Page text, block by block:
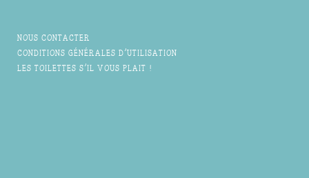
NOUS CONTACTER
CONDITIONS GÉNÉRALES D'UTILISATION
LES TOILETTES S'IL VOUS PLAIT !